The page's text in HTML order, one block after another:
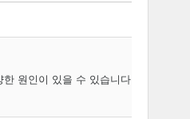
원인이 있을 수 있습니다.